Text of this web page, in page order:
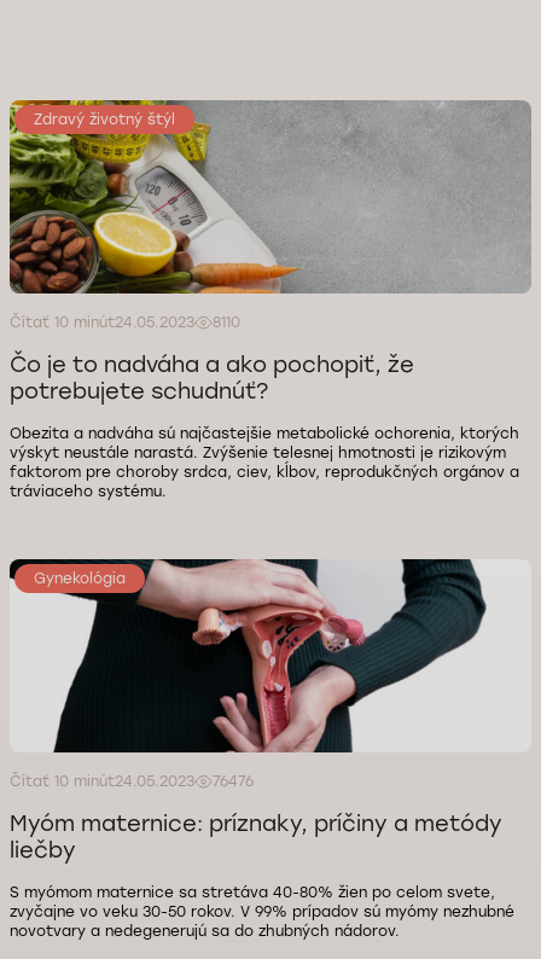
Zdravý životný štýl
Čítať 10 minút24.05.2023 8110
Čo je to nadváha a ako pochopiť, že
potrebujete schudnúť?
Obezita a nadváha sú najčastejšie metabolické ochorenia, ktorých
výskyt neustále narastá. Zvýšenie telesnej hmotnosti je rizikovým
faktorom pre choroby srdca, ciev, kĺbov, reprodukčných orgánov a
tráviaceho systému.
Gynekológia
Čítať 10 minút24.05.2023 76476
Myóm maternice: príznaky, príčiny a metódy
liečby
S myómom maternice sa stretáva 40-80% žien po celom svete,
zvyčajne vo veku 30-50 rokov. V 99% prípadov sú myómy nezhubné
novotvary a nedegenerujú sa do zhubných nádorov.